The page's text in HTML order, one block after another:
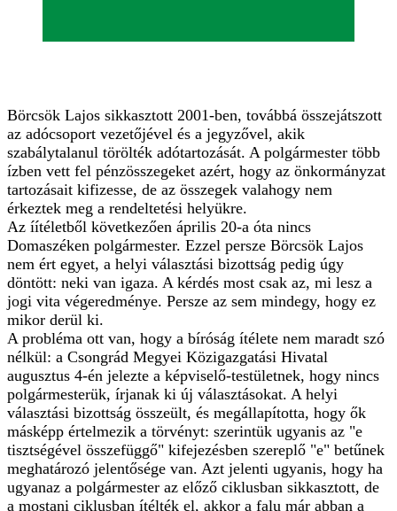
Börcsök Lajos sikkasztott 2001-ben, továbbá összejátszott
az adócsoport vezetőjével és a jegyzővel, akik
szabálytalanul törölték adótartozását. A polgármester több
ízben vett fel pénzösszegeket azért, hogy az önkormányzat
tartozásait kifizesse, de az összegek valahogy nem
érkeztek meg a rendeltetési helyükre.
Az íítéletből következően április 20-a óta nincs
Domaszéken polgármester. Ezzel persze Börcsök Lajos
nem ért egyet, a helyi választási bizottság pedig úgy
döntött: neki van igaza. A kérdés most csak az, mi lesz a
jogi vita végeredménye. Persze az sem mindegy, hogy ez
mikor derül ki.
A probléma ott van, hogy a bíróság ítélete nem maradt szó
nélkül: a Csongrád Megyei Közigazgatási Hivatal
augusztus 4-én jelezte a képviselő-testületnek, hogy nincs
polgármesterük, írjanak ki új választásokat. A helyi
választási bizottság összeült, és megállapította, hogy ők
másképp értelmezik a törvényt: szerintük ugyanis az "e
tisztségével összefüggő" kifejezésben szereplő "e" betűnek
meghatározó jelentősége van. Azt jelenti ugyanis, hogy ha
ugyanaz a polgármester az előző ciklusban sikkasztott, de
a mostani ciklusban ítélték el, akkor a falu már abban a